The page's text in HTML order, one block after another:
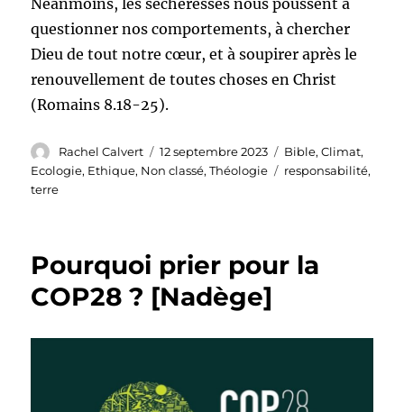
Néanmoins, les sécheresses nous poussent à
questionner nos comportements, à chercher
Dieu de tout notre cœur, et à soupirer après le
renouvellement de toutes choses en Christ
(Romains 8.18-25).
Auteur
Rachel Calvert
Publié
le
12 septembre 2023 Catégories
Bible,Climat,
Ecologie, Ethique, Non classé,Théologie Étiquettes
responsabilité,
terre
Pourquoi prier pour la
COP28 ? [Nadège]